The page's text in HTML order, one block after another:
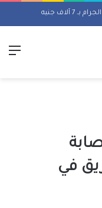
جنيه
في